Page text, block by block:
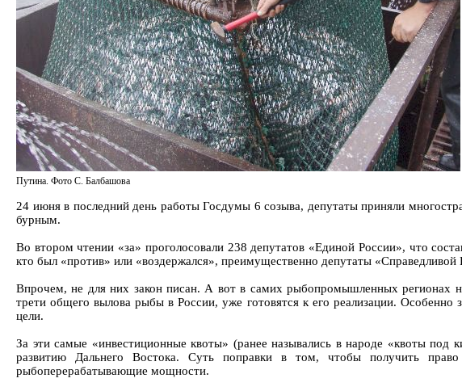
Путина. Фото С. Балбашова
24 июня в последний день работы Госдумы 6 созыва, депутаты приняли
бурным.
Во втором чтении «за» проголосовали 238 депутатов «Единой России», что
кто был «против» или «воздержался», преимущественно депутаты
Впрочем, не для них закон писан. А вот в самих рыбопромышленных регионах
трети общего вылова рыбы в России, уже готовятся к его реализации.
цели.
За эти самые «инвестиционные квоты» (ранее назывались в народе «квоты
развитию Дальнего Востока. Суть поправки в том, чтобы получить
рыбоперерабатывающие мощности.